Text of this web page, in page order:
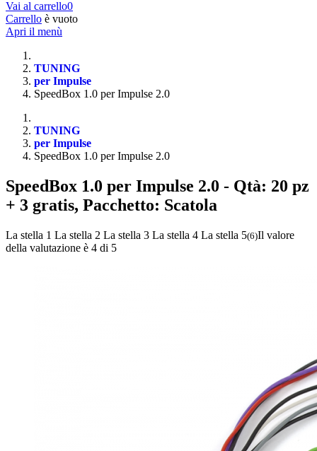
Vai al carrello0
Carrello è vuoto
Apri il menù
TUNING
per Impulse
SpeedBox 1.0 per Impulse 2.0
TUNING
per Impulse
SpeedBox 1.0 per Impulse 2.0
SpeedBox 1.0 per Impulse 2.0 - Qtà: 20 pz
+ 3 gratis, Pacchetto: Scatola
La stella 1 La stella 2 La stella 3 La stella 4 La stella 5(6)Il valore
della valutazione è 4 di 5